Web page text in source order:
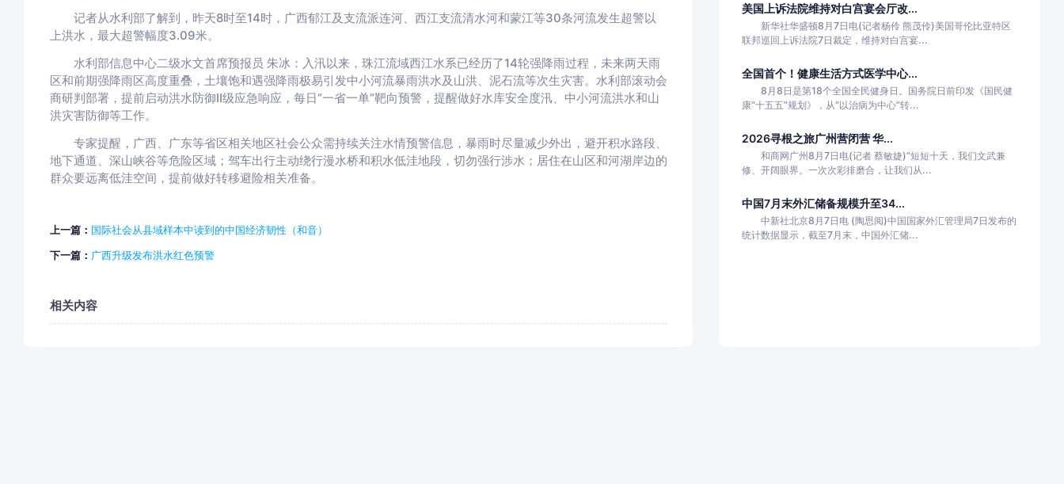
记者从水利部了解到，昨天8时至14时，广西郁江及支流派连河、西江支流清水河和蒙江等30条河流发生超警以
上洪水，最大超警幅度3.09米。
水利部信息中心二级水文首席预报员 朱冰：入汛以来，珠江流域西江水系已经历了14轮强降雨过程，未来两天雨
区和前期强降雨区高度重叠，土壤饱和遇强降雨极易引发中小河流暴雨洪水及山洪、泥石流等次生灾害。水利部滚动会
商研判部署，提前启动洪水防御Ⅱ级应急响应，每日“一省一单”靶向预警，提醒做好水库安全度汛、中小河流洪水和山
洪灾害防御等工作。
专家提醒，广西、广东等省区相关地区社会公众需持续关注水情预警信息，暴雨时尽量减少外出，避开积水路段、
地下通道、深山峡谷等危险区域；驾车出行主动绕行漫水桥和积水低洼地段，切勿强行涉水；居住在山区和河湖岸边的
群众要远离低洼空间，提前做好转移避险相关准备。
上一篇： 国际社会从县域样本中读到的中国经济韧性（和音）
下一篇： 广西升级发布洪水红色预警
相关内容
美国上诉法院维持对白宫宴会厅改...
新华社华盛顿8月7日电(记者杨伶 熊茂伶)美国哥伦比亚特区
联邦巡回上诉法院7日裁定，维持对白宫宴...
全国首个！健康生活方式医学中心...
8月8日是第18个全国全民健身日。国务院日前印发《国民健
康“十五五”规划》，从“以治病为中心”转...
2026寻根之旅广州营闭营 华...
和商网广州8月7日电(记者 蔡敏婕)“短短十天，我们文武兼
修、开阔眼界。一次次彩排磨合，让我们从...
中国7月末外汇储备规模升至34...
中新社北京8月7日电 (陶思阅)中国国家外汇管理局7日发布的
统计数据显示，截至7月末，中国外汇储...